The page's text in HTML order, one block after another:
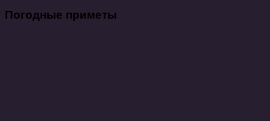
Погодные приметы